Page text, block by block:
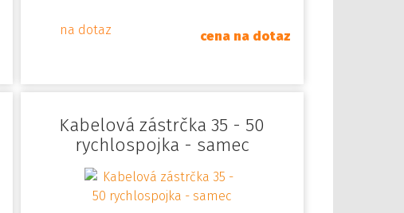
na dotaz cena na dotaz
Kabelová zástrčka 35 - 50
rychlospojka - samec